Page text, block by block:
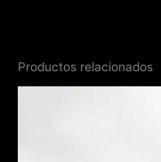
Productos relacionados